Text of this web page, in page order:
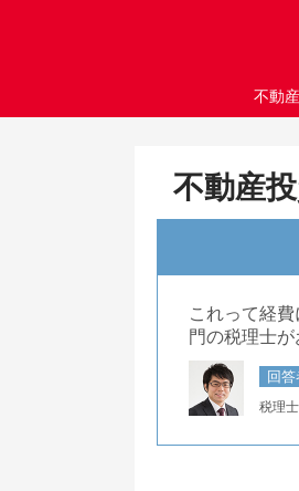
不動
不動産
これって経
門の税理士が
回答
税理